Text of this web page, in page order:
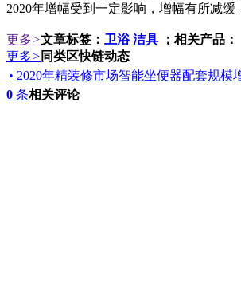
2020年增幅受到一定影响，增幅有所减
更多>文章标签： 卫浴 洁具 ；相关产品：
更多> 同类区快链动态
• 2020年精装修市场智能坐便器配套规模
0 条相关评论